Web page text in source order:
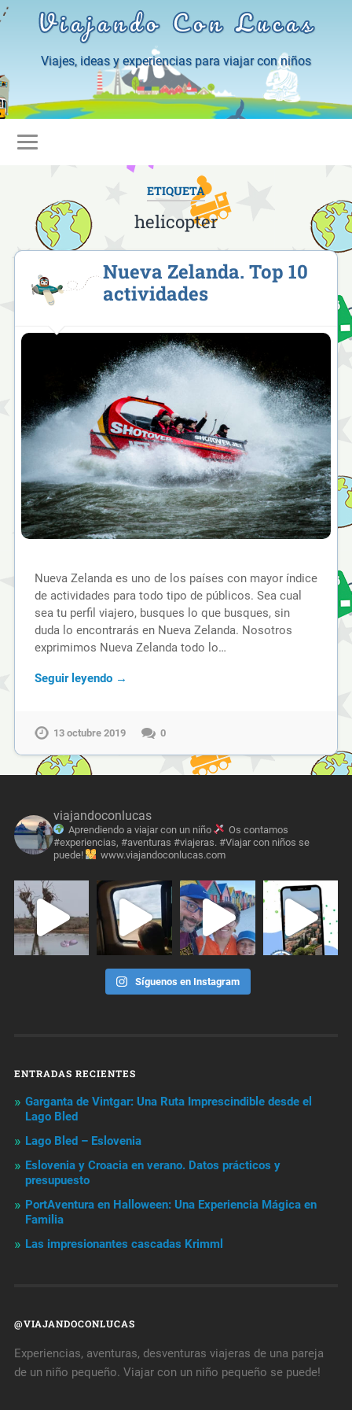
Viajando Con Lucas
Viajes, ideas y experiencias para viajar con niños
ETIQUETA
helicopter
Nueva Zelanda. Top 10
actividades
Nueva Zelanda es uno de los países con mayor índice
de actividades para todo tipo de públicos. Sea cual
sea tu perfil viajero, busques lo que busques, sin
duda lo encontrarás en Nueva Zelanda. Nosotros
exprimimos Nueva Zelanda todo lo…
Seguir leyendo →
13 octubre 2019 0
viajandoconlucas
Aprendiendo a viajar con un niño
Os contamos
#experiencias, #aventuras #viajeras. #Viajar con niños se
puede!
www.viajandoconlucas.com
Síguenos en Instagram
ENTRADAS RECIENTES
Garganta de Vintgar: Una Ruta Imprescindible desde el
Lago Bled
Lago Bled – Eslovenia
Eslovenia y Croacia en verano. Datos prácticos y
presupuesto
PortAventura en Halloween: Una Experiencia Mágica en
Familia
Las impresionantes cascadas Krimml
@VIAJANDOCONLUCAS
Experiencias, aventuras, desventuras viajeras de una pareja
de un niño pequeño. Viajar con un niño pequeño se puede!